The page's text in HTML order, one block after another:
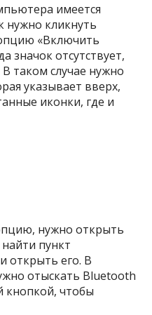
имеется
нужно кликнуть
«Включить
значок отсутствует,
таком случае нужно
указывает вверх,
иконки, где и
нужно открыть
пункт
открыть его. В
отыскать Bluetooth
кнопкой, чтобы